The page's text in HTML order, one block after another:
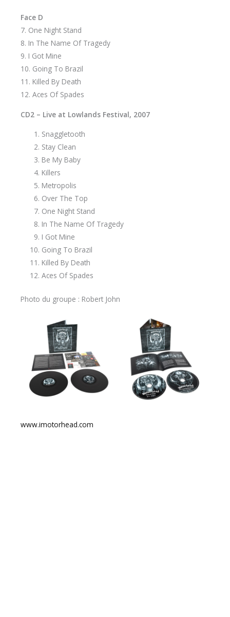
Face D
7. One Night Stand
8. In The Name Of Tragedy
9. I Got Mine
10. Going To Brazil
11. Killed By Death
12. Aces Of Spades
CD2 – Live at Lowlands Festival, 2007
Snaggletooth
Stay Clean
Be My Baby
Killers
Metropolis
Over The Top
One Night Stand
In The Name Of Tragedy
I Got Mine
Going To Brazil
Killed By Death
Aces Of Spades
Photo du groupe : Robert John
www.imotorhead.com